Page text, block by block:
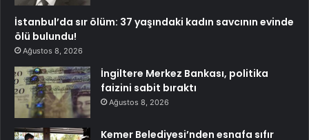
İstanbul’da sır ölüm: 37 yaşındaki kadın savcının evinde
ölü bulundu!
Ağustos 8, 2026
İngiltere Merkez Bankası, politika
faizini sabit bıraktı
Ağustos 8, 2026
Kemer Belediyesi’nden esnafa sıfır